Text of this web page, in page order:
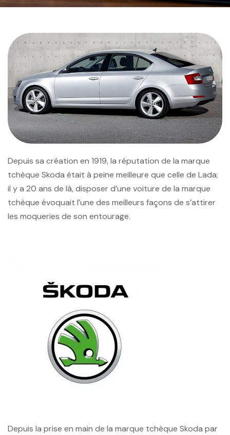
Depuis sa création en 1919, la réputation de la marque
tchèque Skoda était à peine meilleure que celle de Lada;
il y a 20 ans de là, disposer d’une voiture de la marque
tchèque évoquait l’une des meilleurs façons de s’attirer
les moqueries de son entourage.
Depuis la prise en main de la marque tchèque Skoda par